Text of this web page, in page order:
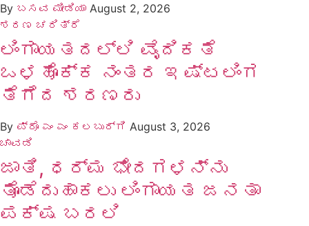
By ಬಸವ ಮೀಡಿಯಾ August 2, 2026
ಶರಣ ಚರಿತ್ರೆ
ಲಿಂಗಾಯತದಲ್ಲಿ ವೈದಿಕತೆ
ಒಳಹೊಕ್ಕ ನಂತರ ಇಷ್ಟಲಿಂಗ
ತೆಗೆದ ಶರಣರು
By ಪ್ರೊ ಎಂ ಎಂ ಕಲಬುರ್ಗಿ August 3, 2026
ಚಾವಡಿ
ಜಾತಿ, ಧರ್ಮ ಭೇದಗಳನ್ನು
ತೊಡೆದುಹಾಕಲು ಲಿಂಗಾಯತ ಜನತಾ
ಪಕ್ಷ ಬರಲಿ